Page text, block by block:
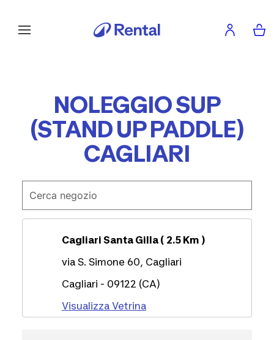
NOLEGGIO SUP
(STAND UP PADDLE)
CAGLIARI
Cagliari Santa Gilla ( 2.5 Km )
via S. Simone 60, Cagliari
Cagliari - 09122 (CA)
Visualizza Vetrina